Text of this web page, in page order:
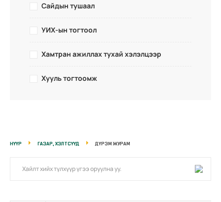
Сайдын тушаал
УИХ-ын тогтоол
Хамтран ажиллах тухай хэлэлцээр
Хууль тогтоомж
НҮҮР ГАЗАР, ХЭЛТСҮҮД ДҮРЭМ ЖУРАМ